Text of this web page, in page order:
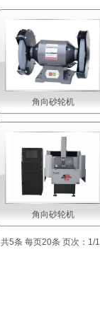
角向砂轮机
角向砂轮机
共5条 每页20条 页次：1/1